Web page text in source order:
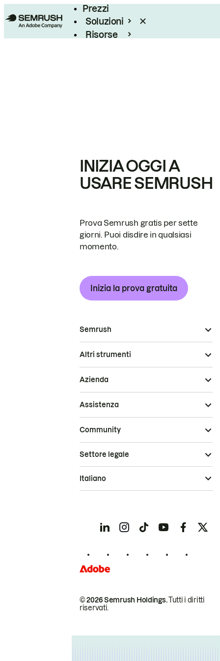
Prezzi
Soluzioni
Risorse
INIZIA OGGI A
USARE SEMRUSH
Prova Semrush gratis per sette
giorni. Puoi disdire in qualsiasi
momento.
Inizia la prova gratuita
Semrush
Altri strumenti
Azienda
Assistenza
Community
© 2026 Semrush Holdings.Tutti i diritti
riservati.
Settore legale
Italiano